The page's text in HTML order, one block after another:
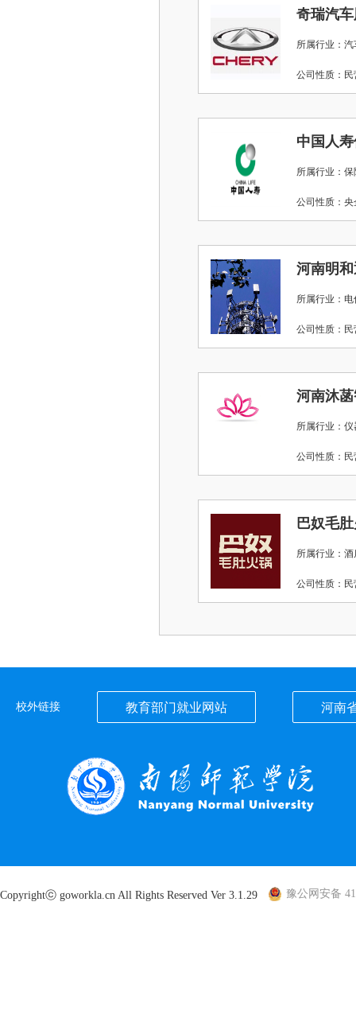
奇瑞汽
所属行业：
公司性质
所属行业：保
公司性质
河南明
所属行业：
公司性质
河南沐
所属行业：
公司性质
巴奴毛
所属行业：酒
公司性质
校外链接 教育部门就业网站 河南
Copyrightⓒ goworkla.cn All Rights Reserved Ver 3.1.29 豫公网安备